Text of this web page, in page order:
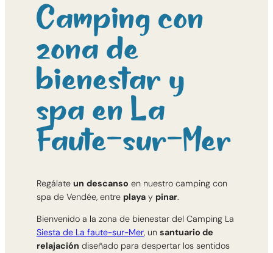
Camping con
zona de
bienestar y
spa en La
Faute-sur-Mer
Regálate un descanso en nuestro camping con
spa de Vendée, entre playay pinar.
Bienvenido a la zona de bienestar del Camping La
Siesta de La faute-sur-Mer, un santuario de
relajación diseñado para despertar los sentidos